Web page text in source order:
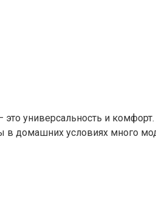
универсальность и
в домашних условиях много